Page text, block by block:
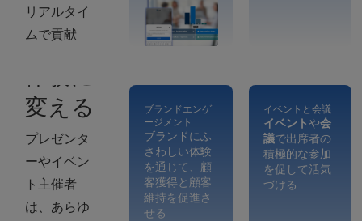
リアルタイ
ムで貢献
確に把握し
えることが
できます。
トを魅
力的な
変える
プレゼンタ
ーやイベン
ト主催者
は、あらゆ
ブランドエンゲ
ージメント
ブランドにふ
さわしい体験
を通じて、顧
客獲得と顧客
維持を促進さ
せる
イベントと会議
イベントや会
議で出席者の
積極的な参加
を促して活気
づける